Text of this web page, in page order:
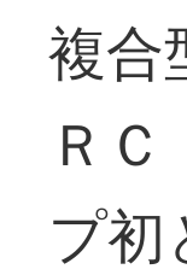
複合
Ｒ
プ初